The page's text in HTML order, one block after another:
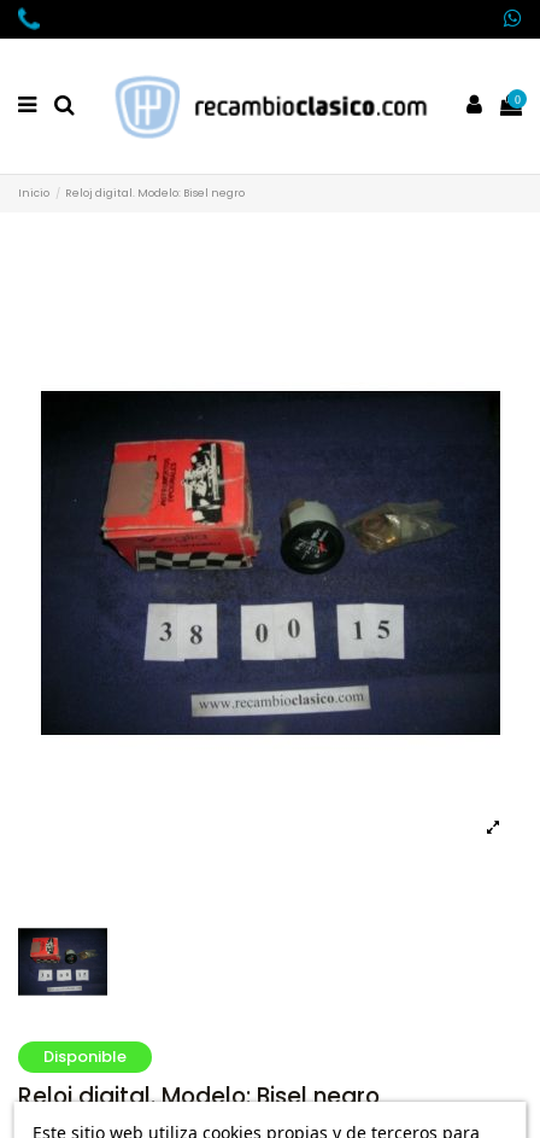
0
Inicio Reloj digital. Modelo: Bisel negro
Disponible
Reloj digital. Modelo: Bisel negro
Ref.: 380015E115
Este sitio web utiliza cookies propias y de terceros para